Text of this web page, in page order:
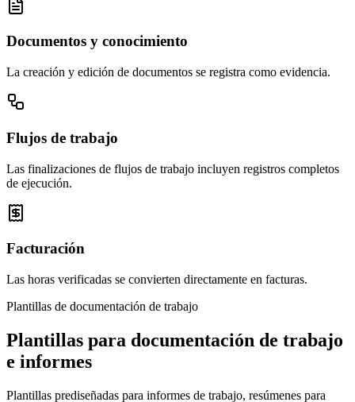
Documentos y conocimiento
La creación y edición de documentos se registra como evidencia.
Flujos de trabajo
Las finalizaciones de flujos de trabajo incluyen registros completos
de ejecución.
Facturación
Las horas verificadas se convierten directamente en facturas.
Plantillas de documentación de trabajo
Plantillas para documentación de trabajo
e informes
Plantillas prediseñadas para informes de trabajo, resúmenes para